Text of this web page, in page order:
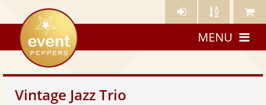
Künstler- Künstler Meine
eventpeppers
MENU
Vintage Jazz Trio